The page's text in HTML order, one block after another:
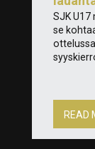
SJK U17
se
READ